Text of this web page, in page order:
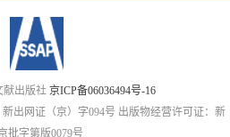
献出版社 京ICP备06036494号-16
出网证（京）字094号 出版物经营许可证：新
批字第版0079号